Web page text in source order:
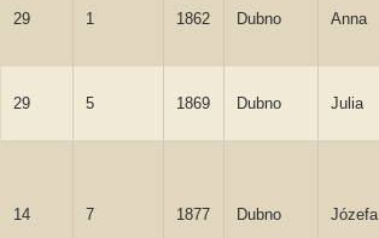
29 1 1862 Dubno Anna
29 5 1869 Dubno Julia
14 7 1877 Dubno Józefa